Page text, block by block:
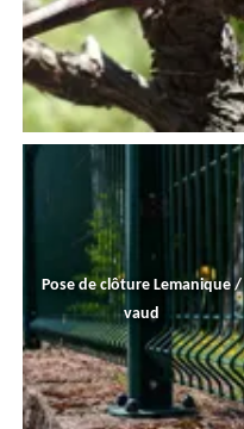
Pose de clôture Lemanique /
vaud